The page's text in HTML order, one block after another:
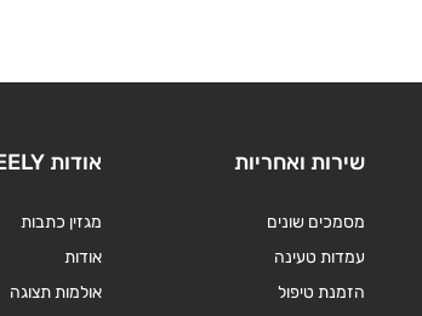
שירות ואחריות
מסמכים שונים
עמדות טעינה
הזמנת טיפול
אודות GEELY
מגזין כתבות
אודות
אולמות תצוגה